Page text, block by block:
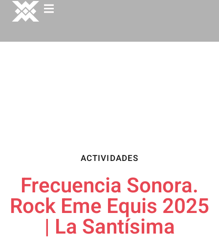
ACTIVIDADES
Frecuencia Sonora.
Rock Eme Equis 2025
| La Santísima